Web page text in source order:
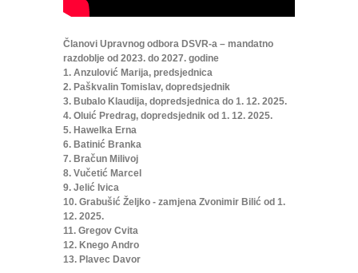
Članovi Upravnog odbora DSVR-a – mandatno
razdoblje od 2023. do 2027. godine
1. Anzulović Marija, predsjednica
2. Paškvalin Tomislav, dopredsjednik
3. Bubalo Klaudija, dopredsjednica do 1. 12. 2025.
4. Oluić Predrag, dopredsjednik od 1. 12. 2025.
5. Hawelka Erna
6. Batinić Branka
7. Bračun Milivoj
8. Vučetić Marcel
9. Jelić Ivica
10. Grabušić Željko - zamjena Zvonimir Bilić od 1.
12. 2025.
11. Gregov Cvita
12. Knego Andro
13. Plavec Davor